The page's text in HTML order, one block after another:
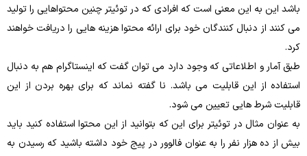
باشد این به این معنی است که افرادی که در توئیتر چنین محتواهایی را تولید
می ‌کنند از دنبال کنندگان خود برای ارائه محتوا هزینه‌ هایی را دریافت خواهند
کرد.
طبق آمار و اطلاعاتی که وجود دارد می ‌توان گفت که اینستاگرام هم به ‌دنبال
استفاده از این قابلیت می ‌باشد. نا گفته نماند که برای بهره بردن از این
قابلیت شرط‌ هایی تعیین می‌ شود.
به‌ عنوان مثال در توئیتر برای این‌ که بتوانید از این محتوا استفاده کنید باید
بیش‌ از ده‌ هزار نفر را به‌ عنوان فالوور در پیج خود داشته باشید که رسیدن به